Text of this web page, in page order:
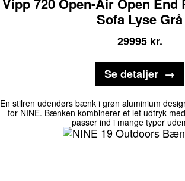
Sofa Lyse Grå
29995 kr.
Se detaljer
En stilren udendørs bænk i grøn aluminium
for NINE. Bænken kombinerer et let udtryk
passer ind i mange typer